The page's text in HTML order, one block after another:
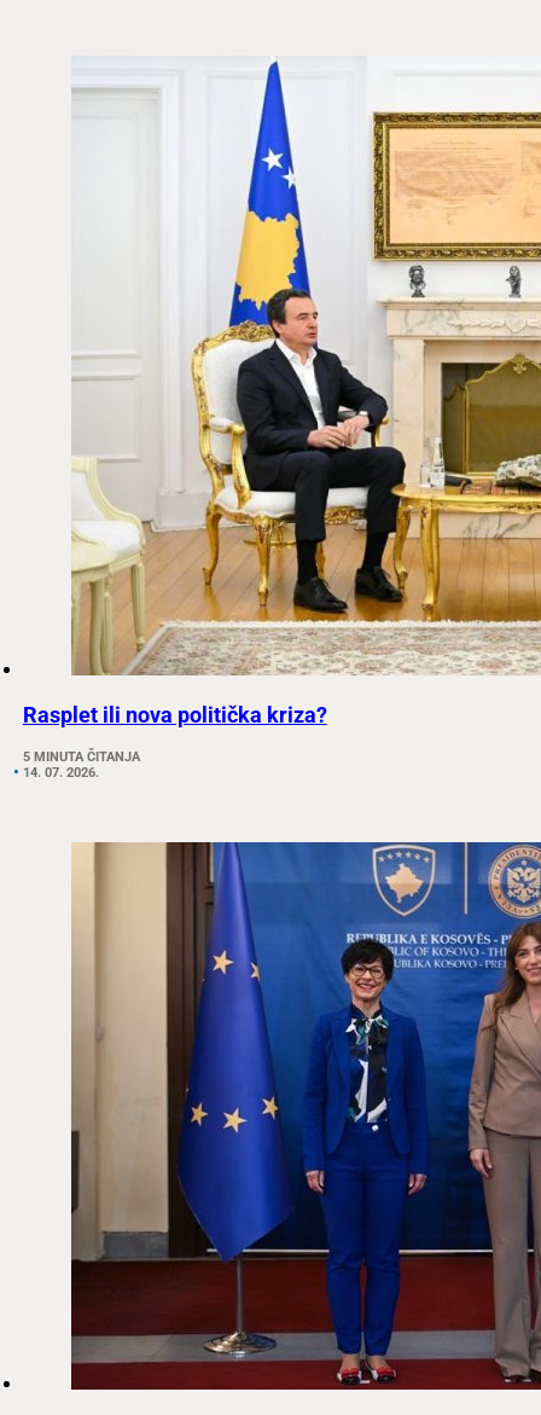
Rasplet ili nova politička kriza?
5 MINUTA ČITANJA
14. 07. 2026.